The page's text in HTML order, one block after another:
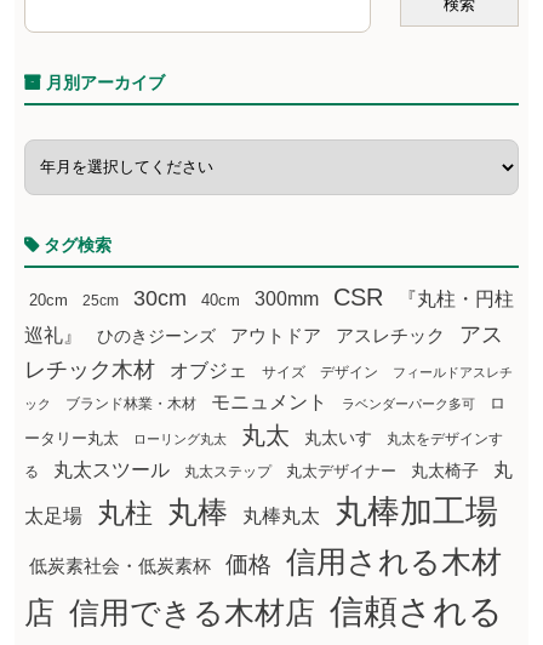
月別アーカイブ
タグ検索
20cm 25cm 30cm 40cm 300mm CSR
『丸柱・円柱
巡礼』
ひのきジーンズ アウトドア アスレチック
アス
レチック木材
オブジェ サイズ デザイン フィールドアスレチ
ック ブランド林業・木材 モニュメント ラベンダーパーク多可
ロ
ータリー丸太
ローリング丸太 丸太 丸太いす
丸太をデザインす
る
丸太スツール 丸太ステップ 丸太デザイナー 丸太椅子 丸
太足場 丸柱 丸棒 丸棒丸太 丸棒加工場
低炭素社会・低炭素杯 価格
信用される木材
店 信用できる木材店 信頼される